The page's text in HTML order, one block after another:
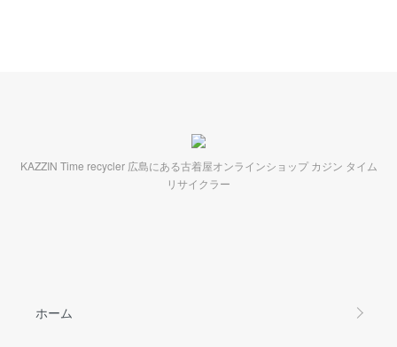
KAZZIN Time recycler 広島にある古着屋オンラインショップ カジン タイム
リサイクラー
ホーム